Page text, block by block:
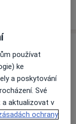
používat
ke
a poskytování
Své
aktualizovat v
ochrany